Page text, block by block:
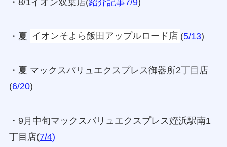
・夏 イオンそよら飯田アップルロード店 (5/13)
・夏 マックスバリュエクスプレス御器所2丁目店
(6/20)
・9月中旬マックスバリュエクスプレス姪浜駅南1
丁目店(7/4)